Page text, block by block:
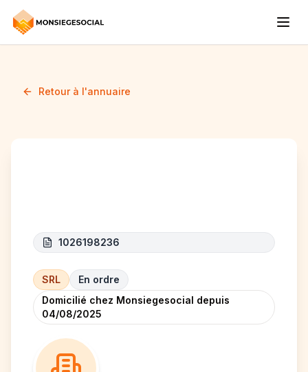
Retour à l'annuaire
1026198236
SRL
En ordre
Domicilié chez Monsiegesocial depuis
04/08/2025